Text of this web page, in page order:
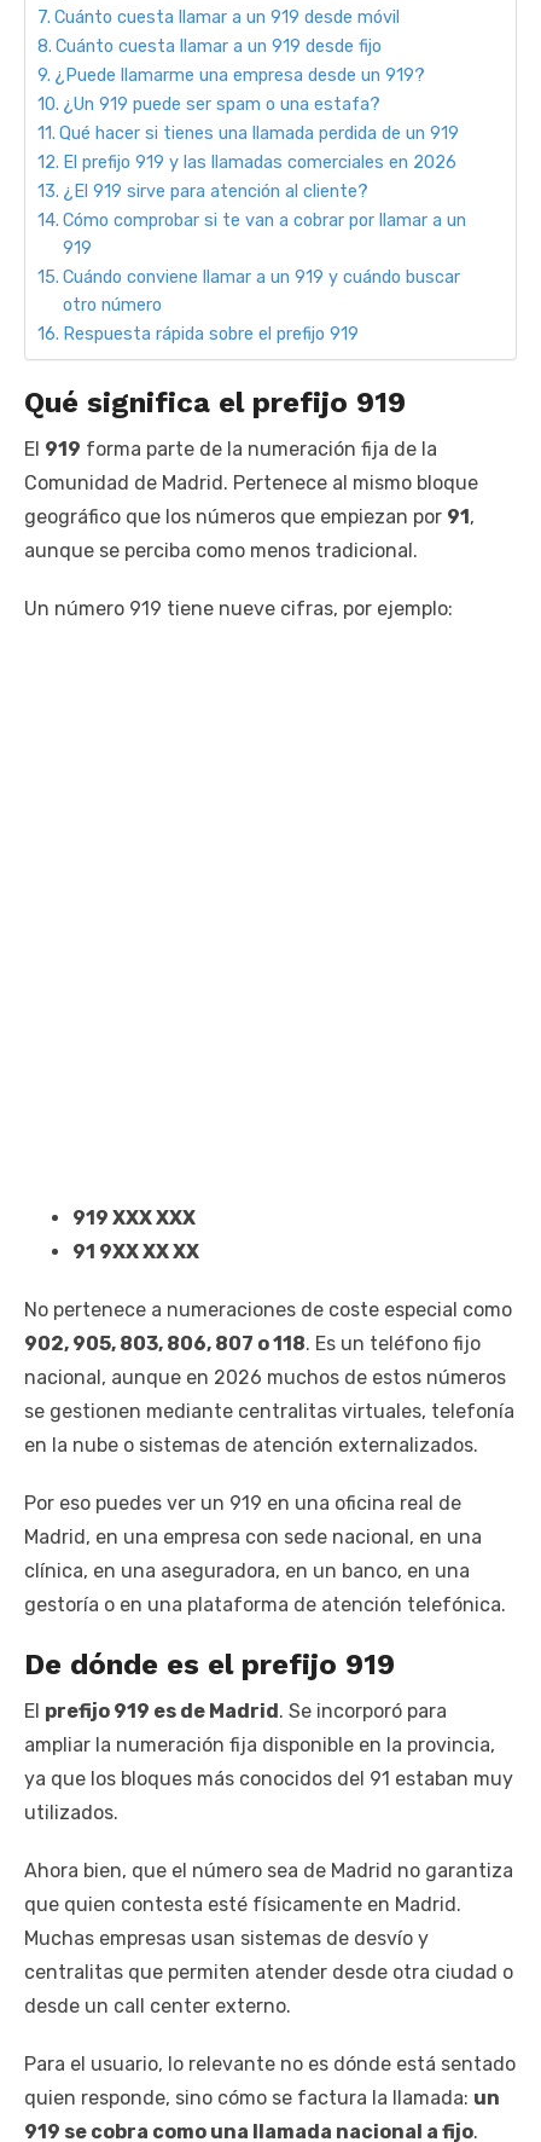
Cuánto cuesta llamar a un 919 desde móvil
Cuánto cuesta llamar a un 919 desde fijo
¿Puede llamarme una empresa desde un 919?
¿Un 919 puede ser spam o una estafa?
Qué hacer si tienes una llamada perdida de un 919
El prefijo 919 y las llamadas comerciales en 2026
¿El 919 sirve para atención al cliente?
Cómo comprobar si te van a cobrar por llamar a un
919
Cuándo conviene llamar a un 919 y cuándo buscar
otro número
Respuesta rápida sobre el prefijo 919
Qué significa el prefijo 919
El 919 forma parte de la numeración fija de la
Comunidad de Madrid. Pertenece al mismo bloque
geográfico que los números que empiezan por 91 ,
aunque se perciba como menos tradicional.
Un número 919 tiene nueve cifras, por ejemplo:
919 XXX XXX
91 9XX XX XX
No pertenece a numeraciones de coste especial como
902, 905, 803, 806, 807 o 118. Es un teléfono fijo
nacional, aunque en 2026 muchos de estos números
se gestionen mediante centralitas virtuales, telefonía
en la nube o sistemas de atención externalizados.
Por eso puedes ver un 919 en una oficina real de
Madrid, en una empresa con sede nacional, en una
clínica, en una aseguradora, en un banco, en una
gestoría o en una plataforma de atención telefónica.
De dónde es el prefijo 919
El prefijo 919 es de Madrid . Se incorporó para
ampliar la numeración fija disponible en la provincia,
ya que los bloques más conocidos del 91 estaban muy
utilizados.
Ahora bien, que el número sea de Madrid no garantiza
que quien contesta esté físicamente en Madrid.
Muchas empresas usan sistemas de desvío y
centralitas que permiten atender desde otra ciudad o
desde un call center externo.
Para el usuario, lo relevante no es dónde está sentado
quien responde, sino cómo se factura la llamada: un
919 se cobra como una llamada nacional a fijo.